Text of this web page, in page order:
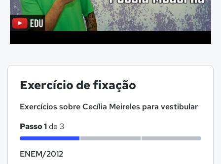
Exercício de fixação
Exercícios sobre Cecília Meireles para vestibular
Passo 1de 3
ENEM/2012